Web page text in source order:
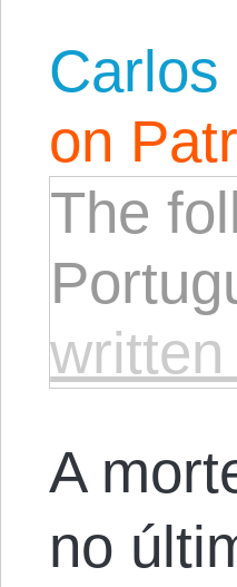
Carlos
on
The
A
no